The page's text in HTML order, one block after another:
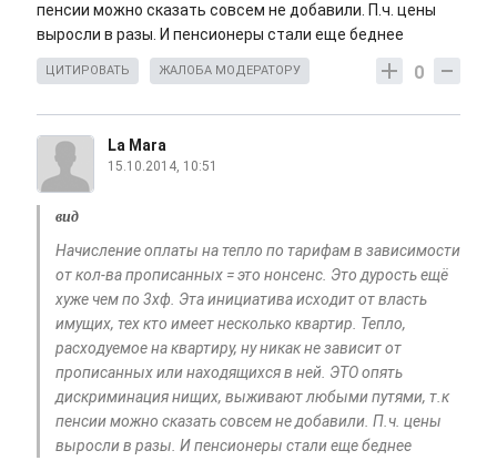
пенсии можно сказать совсем не добавили. П.ч. цены
выросли в разы. И пенсионеры стали еще беднее
0
ЦИТИРОВАТЬ ЖАЛОБА МОДЕРАТОРУ
La Mara
15.10.2014, 10:51
вид
Начисление оплаты на тепло по тарифам в зависимости
от кол-ва прописанных = это нонсенс. Это дурость ещё
хуже чем по 3хф. Эта инициатива исходит от власть
имущих, тех кто имеет несколько квартир. Тепло,
расходуемое на квартиру, ну никак не зависит от
прописанных или находящихся в ней. ЭТО опять
дискриминация нищих, выживают любыми путями, т.к
пенсии можно сказать совсем не добавили. П.ч. цены
выросли в разы. И пенсионеры стали еще беднее